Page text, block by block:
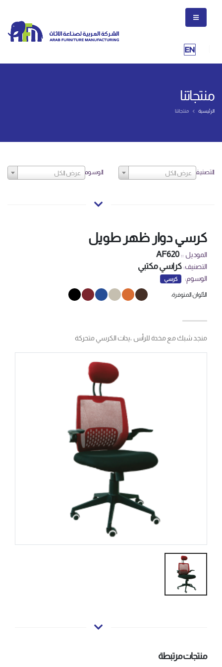
منتجاتنا
الرئيسية منتجاتنا
التصنيف عرض الكل الوسوم عرض الكل
كرسي دوار ظهر طويل
الموديل ::AF620
التصنيف:كراسي مكتبي
الوسوم: كرسي
الألوان المتوفرة:
منجد شبك مع مخدة للرأس ،يدات الكرسي متحركة
منتجات مرتبطة